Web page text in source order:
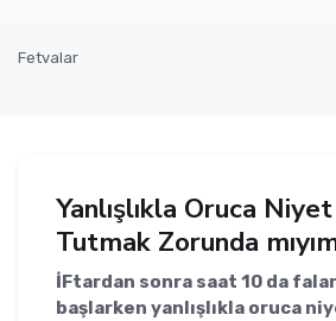
Fetvalar
Yanlışlıkla Oruca
Tutmak Zorunda
İFtardan sonra saat 10 da
başlarken yanlışlıkla oruca